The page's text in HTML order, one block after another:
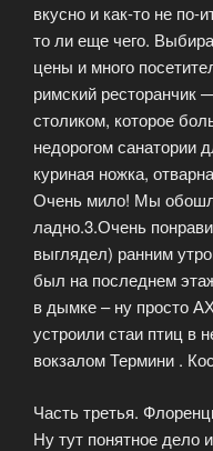
вкусно и как-то не по-
то ли еще чего.
цены и много
римский
столиком, которое
недорогом санатории
куриная ножка,
Очень мило! Мы
ладно.3.Очень
выглядел) ранним
был на последнем
в дымке – ну просто
устроили стаи птиц в
вокзалом Термини .
Часть третья.
Ну тут понятное дело